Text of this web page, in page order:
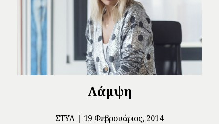
Λάμψη
ΣΤΥΛ 19 Φεβρουάριος, 2014